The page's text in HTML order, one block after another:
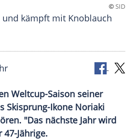
©SID
und kämpft mit Knoblauch
Weltcup-Saison seiner
Skisprung-Ikone Noriaki
"Das nächste Jahr wird
47-Jährige.